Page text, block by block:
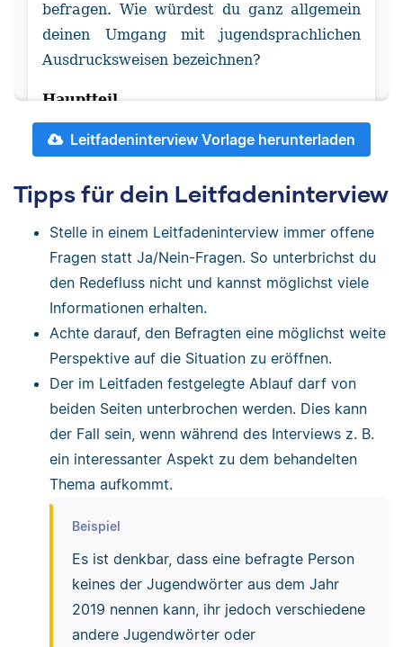
befragen. Wie würdest du ganz allgemein
deinen Umgang mit jugendsprachlichen
Ausdrucksweisen bezeichnen?
Hauptteil
Wie viele jugendsprachliche
Welche Jugendwörter des Jahres 2019
Welches ist das Jugendwort des Jahres
2019?
Was denkst du, wie viel Jugendsprache
verwenden deine Freunde und
Bekannte?
Würdest du Jugendsprache auch in der
Schule/im Job verwenden und
warum/warum nicht?
Schlüsselfragen herausfiltern
Wie viele jugendsprachlichen
Ausdrücke verwendest du?
verwenden deine Freunde und
Erzählimpuls und
Leitfadeninterview Vorlage herunterladen
Tipps für dein Leitfadeninterview
Stelle in einem Leitfadeninterview immer offene
Fragen statt Ja/Nein-Fragen. So unterbrichst du
den Redefluss nicht und kannst möglichst viele
Informationen erhalten.
Achte darauf, den Befragten eine möglichst weite
Perspektive auf die Situation zu eröffnen.
Der im Leitfaden festgelegte Ablauf darf von
beiden Seiten unterbrochen werden. Dies kann
der Fall sein, wenn während des Interviews z. B.
ein interessanter Aspekt zu dem behandelten
Thema aufkommt.
Beispiel
Es ist denkbar, dass eine befragte Person
keines der Jugendwörter aus dem Jahr
2019 nennen kann, ihr jedoch verschiedene
andere Jugendwörter oder